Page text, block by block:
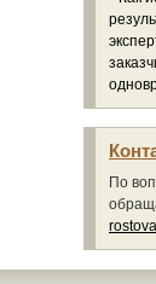
По